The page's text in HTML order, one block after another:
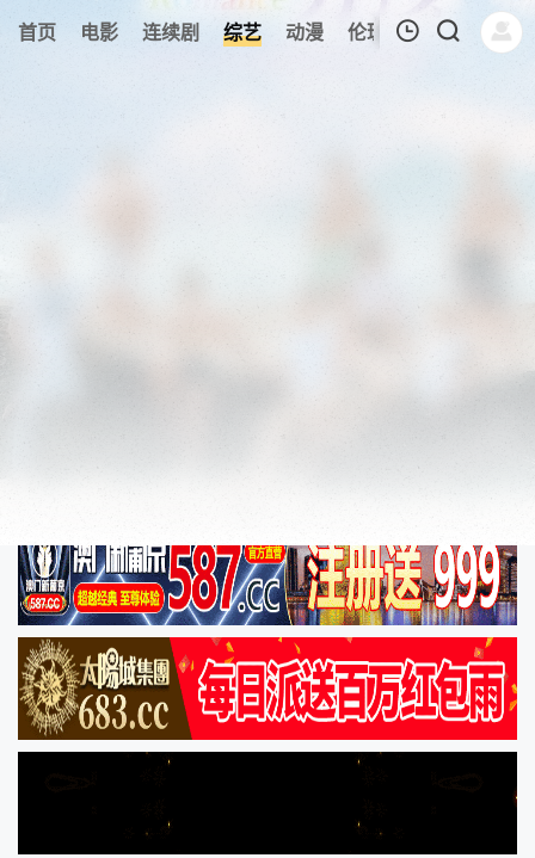
首页 电影 连续剧 综艺 动漫 伦理片 今日更新
183